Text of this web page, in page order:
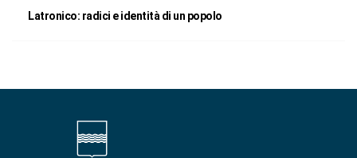
Latronico: radici e identità di un popolo